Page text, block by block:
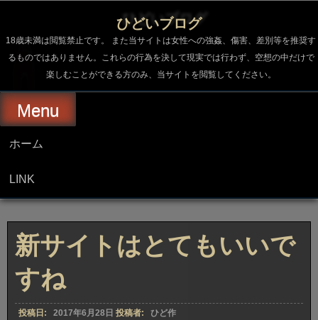
ン
キ
ッ
ひどいブログ
18歳未満は閲覧禁止です。 また当サイトは女性への強姦、傷害、差別等を推奨す
るものではありません。これらの行為を決して現実では行わず、空想の中だけで
楽しむことができる方のみ、当サイトを閲覧してください。
Menu
ホーム
LINK
新サイトはとてもいいで
すね
投稿日: 2017年6月28日 投稿者: ひど作